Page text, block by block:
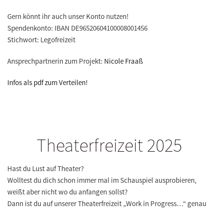
Gern könnt ihr auch unser Konto nutzen!
Spendenkonto: IBAN DE96520604100008001456
Stichwort: Legofreizeit
Ansprechpartnerin zum Projekt: Nicole Fraaß
Infos als pdf zum Verteilen!
Theaterfreizeit 2025
Hast du Lust auf Theater?
Wolltest du dich schon immer mal im Schauspiel ausprobieren,
weißt aber nicht wo du anfangen sollst?
Dann ist du auf unserer Theaterfreizeit „Work in Progress…“ genau